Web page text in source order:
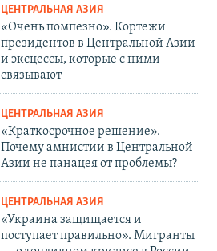
ЦЕНТРАЛЬНАЯ АЗИЯ
«Очень помпезно». Кортежи
президентов в Центральной Азии
и эксцессы, которые с ними
связывают
ЦЕНТРАЛЬНАЯ АЗИЯ
«Краткосрочное решение».
Почему амнистии в Центральной
Азии не панацея от проблемы?
ЦЕНТРАЛЬНАЯ АЗИЯ
«Украина защищается и
поступает правильно». Мигранты